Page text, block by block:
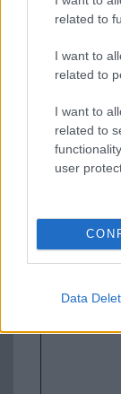
related to
I want to
related to
I want to
related to
user
Data